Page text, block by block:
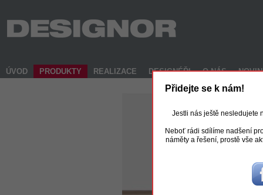
ÚVOD PRODUKTY REALIZACE DESIGNÉŘI O NÁS
Přidejte se k nám!
Jestli nás ještě nesledujete
Neboť rádi sdílíme nadšení
náměty a řešení, prostě vše